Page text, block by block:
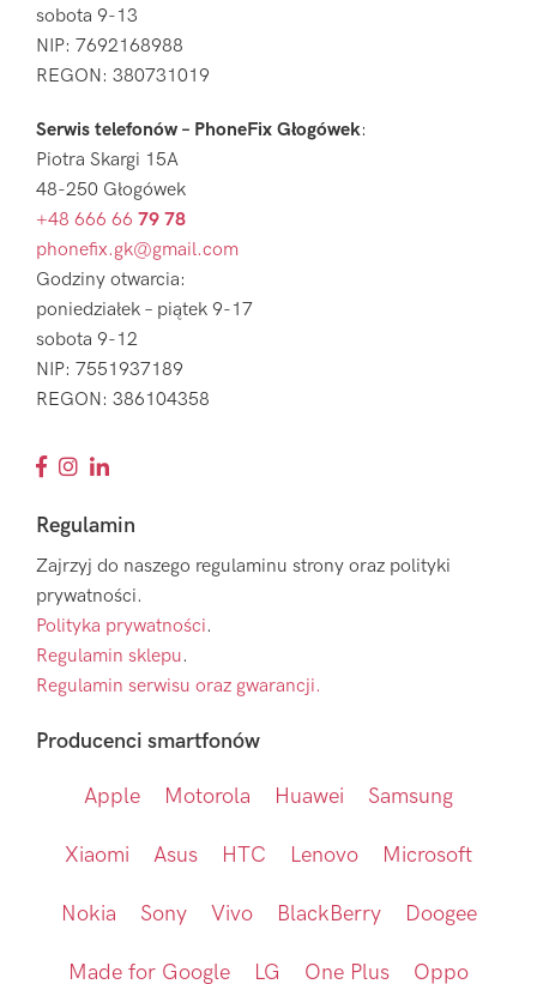
sobota 9-13
NIP: 7692168988
REGON: 380731019
Serwis telefonów – PhoneFix Głogówek:
Piotra Skargi 15A
48-250 Głogówek
+48 666 66 79 78
phonefix.gk@gmail.com
Godziny otwarcia:
poniedziałek – piątek 9-17
sobota 9-12
NIP: 7551937189
REGON: 386104358
Regulamin
Zajrzyj do naszego regulaminu strony oraz polityki
prywatności.
Polityka prywatności.
Regulamin sklepu.
Regulamin serwisu oraz gwarancji.
Producenci smartfonów
Apple Motorola Huawei Samsung
Xiaomi Asus HTC Lenovo Microsoft
Nokia Sony Vivo BlackBerry Doogee
Made for Google LG One Plus Oppo